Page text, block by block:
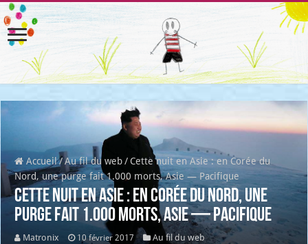
Accueil/ Au fil du web / Cette nuit en Asie : en Corée du
Nord, une purge fait 1.000 morts, Asie — Pacifique
Cette nuit en Asie : en Corée du Nord, une
purge fait 1.000 morts, Asie — Pacifique
Matronix 10 février 2017
Au fil du web